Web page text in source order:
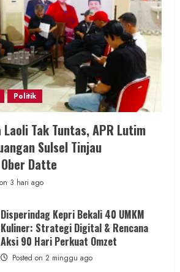
Politik
Tak Tuntas, APR Lutim
Sulsel Tinjau
Datte
3 hari ago
Disperindag Kepri Bekali 40 UMKM
Kuliner: Strategi Digital & Rencana
Aksi 90 Hari Perkuat Omzet
Posted on 2 minggu ago